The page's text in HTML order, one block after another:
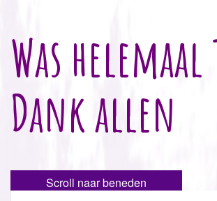
Was helemaal
Dank allen
Scroll naar beneden